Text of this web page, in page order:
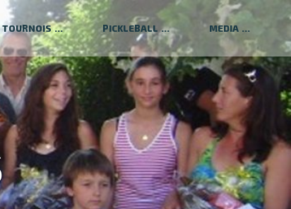
TOURNOIS PICKLEBALL MEDIA